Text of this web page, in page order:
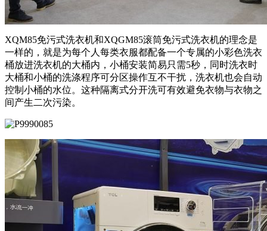
XQM85免污式洗衣机和XQGM85滚筒免污式洗衣机的理念是
一样的，就是为每个人每类衣服都配备一个专属的小彩色洗衣
桶放进洗衣机的大桶内，小桶安装简易只需5秒，同时洗衣时
大桶和小桶的洗涤程序可分区操作互不干扰，洗衣机也会自动
控制小桶的水位。这种隔离式分开洗可有效避免衣物与衣物之
间产生二次污染。